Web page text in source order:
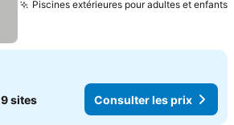
Piscines extérieures pour adultes et enfants
9 sites Consulter les prix